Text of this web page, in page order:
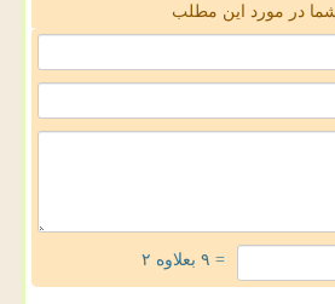
در مورد این مطلب
= ۹ بعلاوه ۲